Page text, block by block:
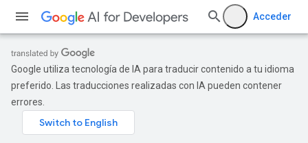
Acceder
Google utiliza tecnología de IA para traducir contenido a tu idioma
preferido. Las traducciones realizadas con IA pueden contener
errores.